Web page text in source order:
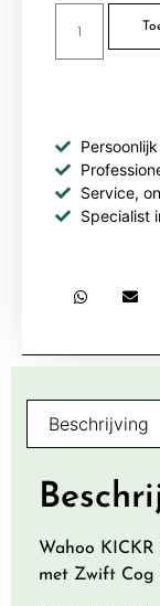
Service,
Specialist
Beschrijving
Wahoo
met Zwift Cog